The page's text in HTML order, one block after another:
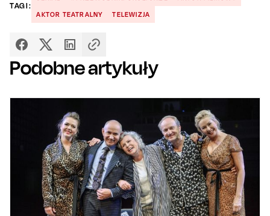
TAGI:
AKTOR TEATRALNY
TELEWIZJA
Podobne artykuły